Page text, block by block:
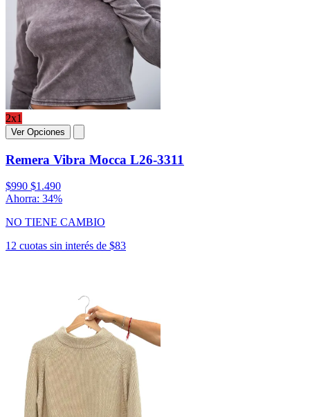
2x1
Ver Opciones
Remera Vibra Mocca L26-3311
$990 $1.490
Ahorra: 34%
NO TIENE CAMBIO
12 cuotas sin interés de $83